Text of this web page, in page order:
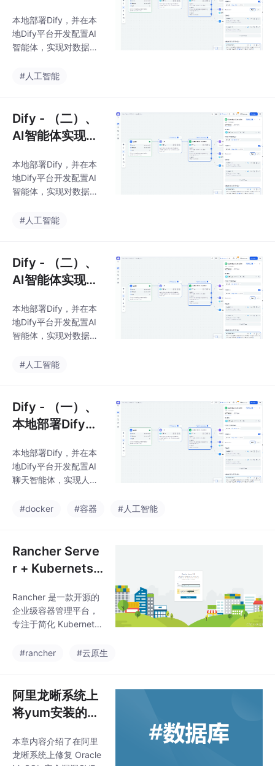
SQL
本地部署Dify，并在本
地Dify平台开发配置AI
智能体，实现对数据表
实现将自然语言转换为
#人工智能
Dify - （二）、
AI智能体实现将
SQL
本地部署Dify，并在本
地Dify平台开发配置AI
智能体，实现对数据表
实现将自然语言转换为
#人工智能
Dify - （二）、
AI智能体实现将
SQL
本地部署Dify，并在本
地Dify平台开发配置AI
智能体，实现对数据表
实现将自然语言转换为
#人工智能
Dify - （一）、
本地部署Dify
nt
本地部署Dify，并在本
地Dify平台开发配置AI
聊天智能体，实现人机
#docker
#容器 #人工智能
Rancher Serve
r + Kubernets
平台
Rancher 是一款开源的
企业级容器管理平台，
专注于简化 Kubernete
多环境管理，助力企业
器化应用交付。Ranche
r 凭借图形化界面、跨
平台兼容性及开箱即用
降低了 Kubernetes 的
使用门槛。其开源特性
#rancher #云原生
阿里龙晰系统上
将yum安装的m
到mysql_8.4.0
本章内容介绍了在阿里
龙晰系统上修复 Oracle